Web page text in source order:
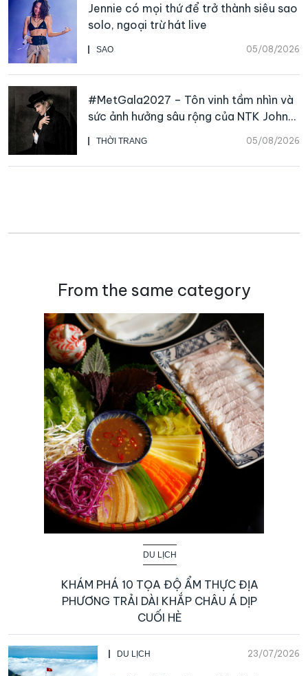
SAO 05/08/2026
Jennie có mọi thứ để trở thành siêu sao
solo, ngoại trừ hát live
THỜI TRANG 05/08/2026
#MetGala2027 – Tôn vinh tầm nhìn và
sức ảnh hưởng sâu rộng của NTK John
Galliano
From the same category
DU LỊCH
KHÁM PHÁ 10 TỌA ĐỘ ẨM THỰC ĐỊA
PHƯƠNG TRẢI DÀI KHẮP CHÂU Á DỊP
CUỐI HÈ
DU LỊCH 23/07/2026